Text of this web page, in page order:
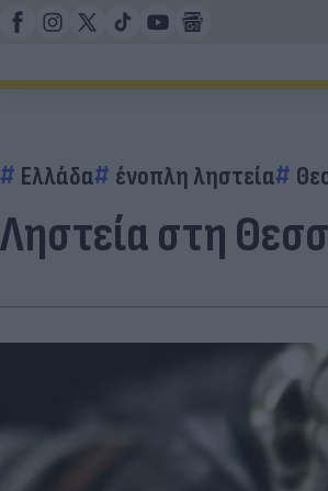
Ελλάδα ένοπλη ληστεία
Ληστεία στη